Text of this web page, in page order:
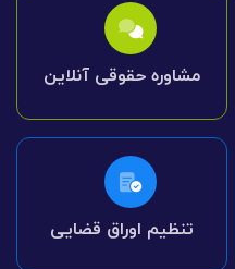
مشاوره حقوقی آنلاین
تنظیم اوراق قضایی